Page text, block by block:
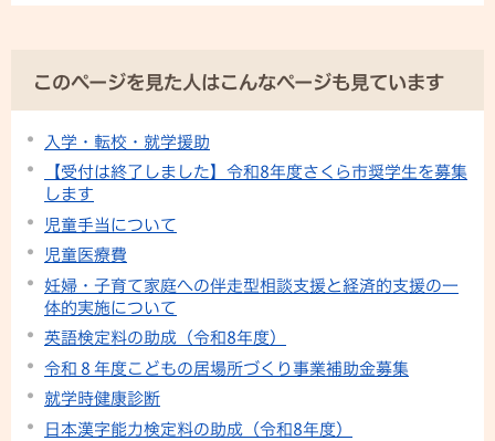
このページを見た人はこんなページも見ています
入学・転校・就学援助
【受付は終了しました】令和8年度さくら市奨学生を募集
します
児童手当について
児童医療費
妊婦・子育て家庭への伴走型相談支援と経済的支援の一
体的実施について
英語検定料の助成（令和8年度）
令和８年度こどもの居場所づくり事業補助金募集
就学時健康診断
日本漢字能力検定料の助成（令和8年度）